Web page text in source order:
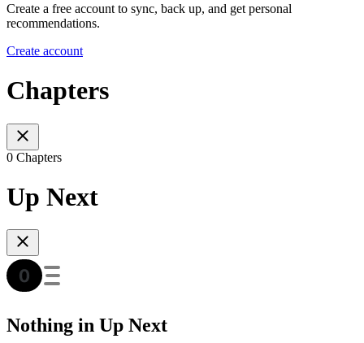
Create a free account to sync, back up, and get personal
recommendations.
Create account
Chapters
0 Chapters
Up Next
Nothing in Up Next